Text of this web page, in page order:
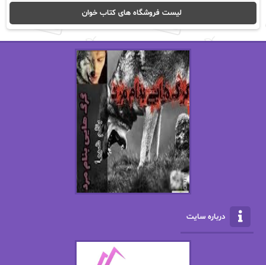
ا_اصغر زاده ا_اصغرزاده
اریک مورگنشترن از نیلوفر لاری
استل مسکم
اصغر زاده
اکرم محمدی
الف صاد
الکساندر دوما
الناز پاکپور‌
الناز محمدی
امیر فرهی
لیست فروشگاه های کتاب خوان
درباره سایت